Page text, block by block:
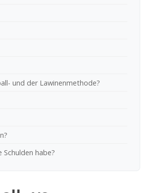
und der Lawinenmethode?
Schulden habe?